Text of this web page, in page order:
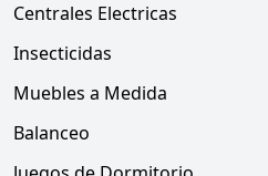
Centrales Electricas
Insecticidas
Muebles a Medida
Balanceo